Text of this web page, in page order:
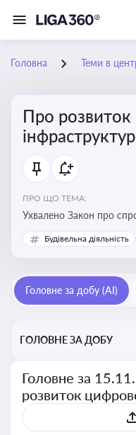
Головна Теми в
Про розвиток
ПРО ЩО ТЕМА:
Ухвалено Закон про
відведення земельних
інфраструктури
Будівельна діяльність
Головне за добу (AI)
ГОЛОВНЕ ЗА ДОБУ
Головне за
розвиток